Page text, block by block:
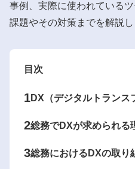
事例、実際に使われている
課題やその対策までを解説し
目次
1DX（デジタルトランス
2総務でDXが求められる
3総務におけるDXの取り